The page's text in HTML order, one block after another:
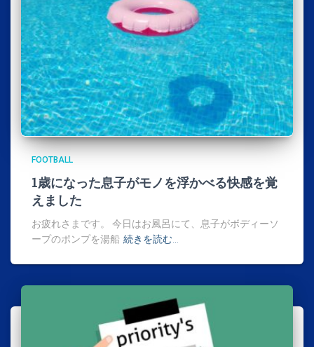
FOOTBALL
1歳になった息子がモノを浮かべる快感を覚
えました
お疲れさまです。 今日はお風呂にて、息子がボディーソ
ープのポンプを湯船 続きを読む…